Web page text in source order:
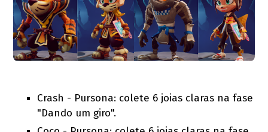
Crash - Pursona: colete 6 joias claras na fase
"Dando um giro".